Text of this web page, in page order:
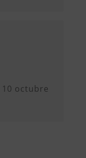
octubre
y de
finales
lugar el